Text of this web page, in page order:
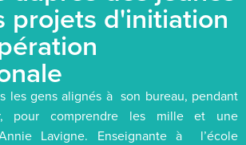
projets d'initiation
les gens alignés à son bureau, pendant
pour comprendre les mille et une
Lavigne. Enseignante à l’école